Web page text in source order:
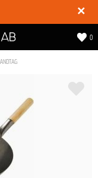
✕
0